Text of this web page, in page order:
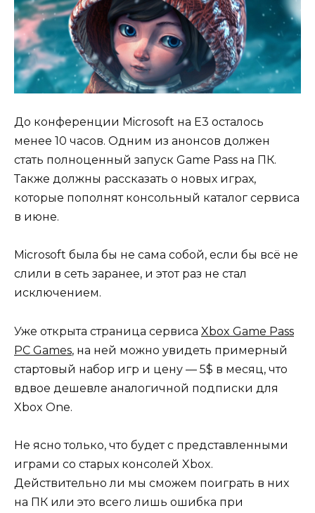
До конференции Microsoft на E3 осталось
менее 10 часов. Одним из анонсов должен
стать полноценный запуск Game Pass на ПК.
Также должны рассказать о новых играх,
которые пополнят консольный каталог сервиса
в июне.
Microsoft была бы не сама собой, если бы всё не
слили в сеть заранее, и этот раз не стал
исключением.
Уже открыта страница сервиса Xbox Game Pass
PC Games, на ней можно увидеть примерный
стартовый набор игр и цену — 5$ в месяц, что
вдвое дешевле аналогичной подписки для
Xbox One.
Не ясно только, что будет с представленными
играми со старых консолей Xbox.
Действительно ли мы сможем поиграть в них
на ПК или это всего лишь ошибка при